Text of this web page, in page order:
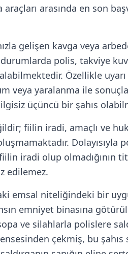
arasında en son
gelişen kavga veya
polis, takviye
Özellikle uyarı
veya yaralanma ile
üçüncü bir şahıs
fiilin iradi, amaçlı ve
Dolayısıyla
iradi olup olmadığının
edilemez.
emsal niteliğindeki bir
emniyet binasına
ve silahlarla polislere
çekmiş, bu şahıs